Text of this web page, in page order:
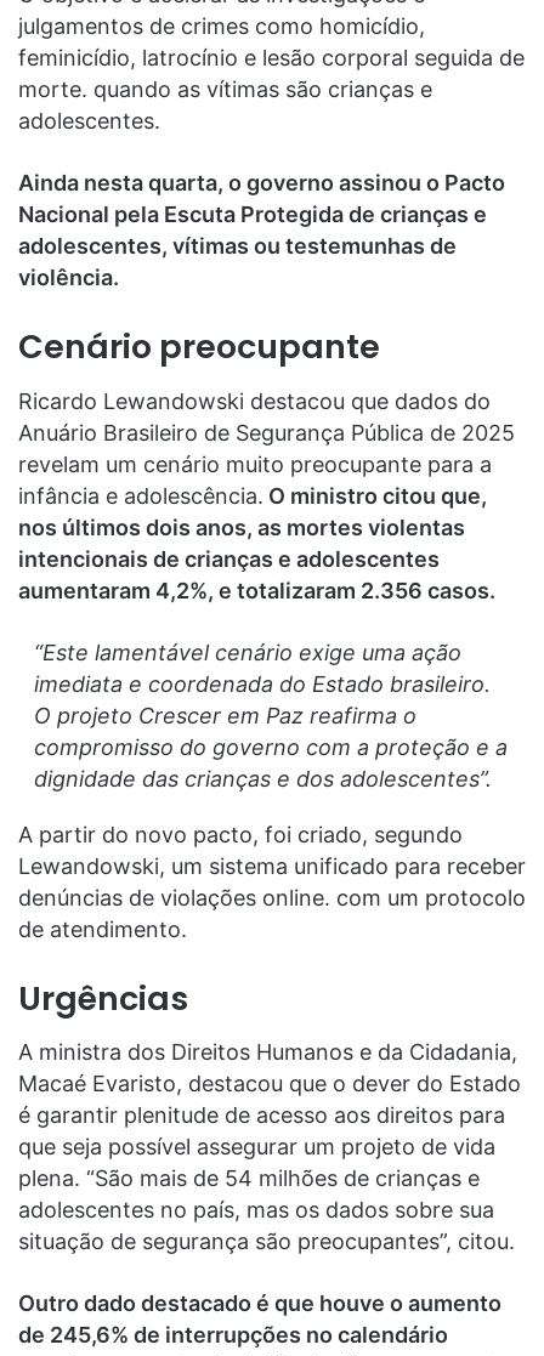
julgamentos de crimes como homicídio,
feminicídio, latrocínio e lesão corporal seguida de
morte. quando as vítimas são crianças e
adolescentes.
Ainda nesta quarta, o governo assinou o Pacto
Nacional pela Escuta Protegida de crianças e
adolescentes, vítimas ou testemunhas de
violência.
Cenário preocupante
Ricardo Lewandowski destacou que dados do
Anuário Brasileiro de Segurança Pública de 2025
revelam um cenário muito preocupante para a
infância e adolescência. O ministro citou que,
nos últimos dois anos, as mortes violentas
intencionais de crianças e adolescentes
aumentaram 4,2%, e totalizaram 2.356 casos.
“Este lamentável cenário exige uma ação
imediata e coordenada do Estado brasileiro.
O projeto Crescer em Paz reafirma o
compromisso do governo com a proteção e a
dignidade das crianças e dos adolescentes”.
A partir do novo pacto, foi criado, segundo
Lewandowski, um sistema unificado para receber
denúncias de violações online. com um protocolo
de atendimento.
Urgências
A ministra dos Direitos Humanos e da Cidadania,
Macaé Evaristo, destacou que o dever do Estado
é garantir plenitude de acesso aos direitos para
que seja possível assegurar um projeto de vida
plena. “São mais de 54 milhões de crianças e
adolescentes no país, mas os dados sobre sua
situação de segurança são preocupantes”, citou.
Outro dado destacado é que houve o aumento
de 245,6% de interrupções no calendário